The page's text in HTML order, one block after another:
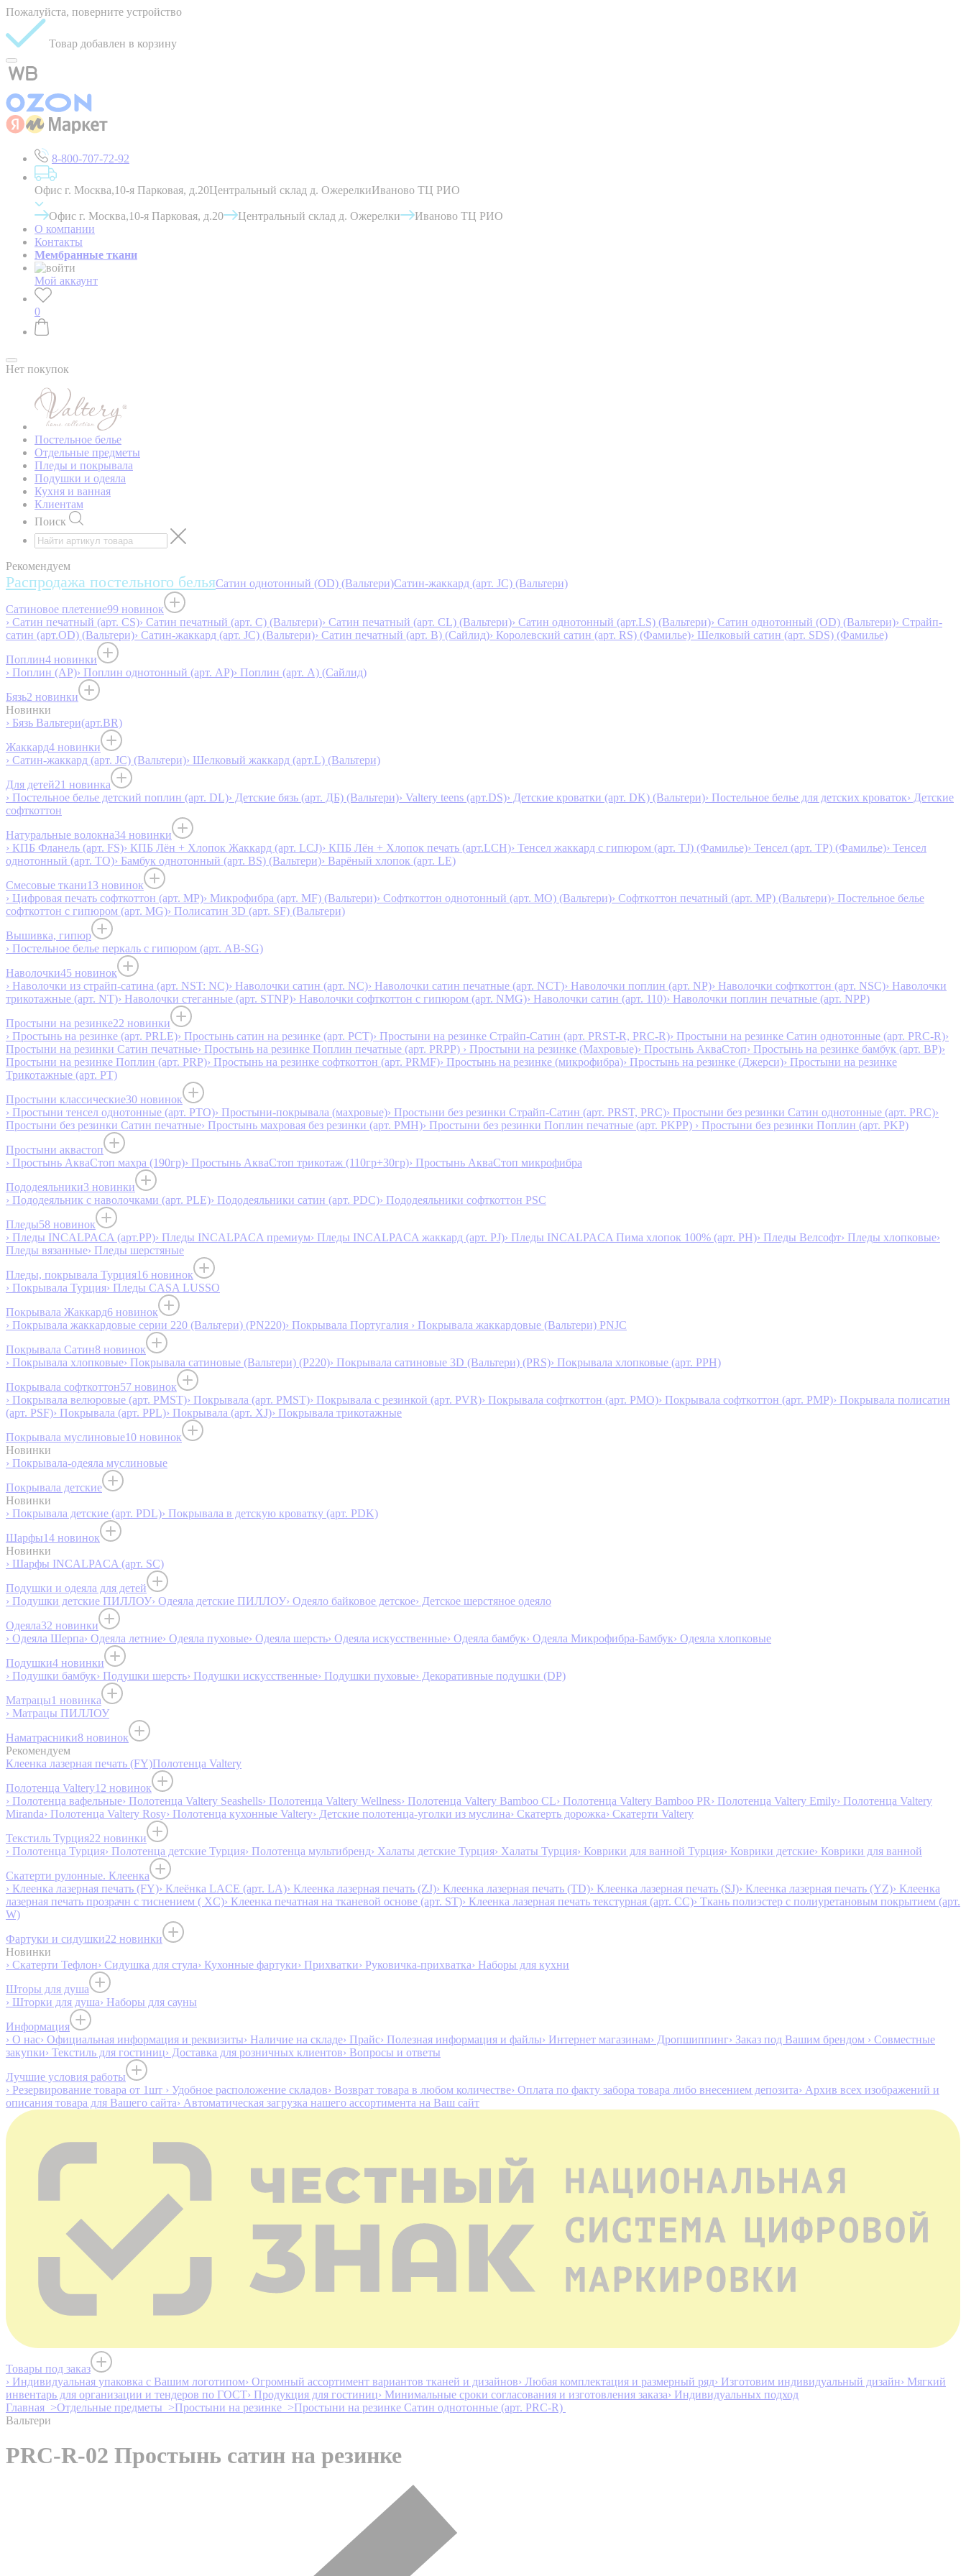
Пожалуйста, поверните устройство
Товар добавлен в корзину
8-800-707-72-92
Офис г. Москва,10-я Парковая, д.20Центральный склад д. ОжерелкиИваново ТЦ РИО
Офис г. Москва,10-я Парковая, д.20 Центральный склад д. Ожерелки
Иваново ТЦ РИО
О компании
Контакты
Мембранные ткани
Мой аккаунт
0
Нет покупок
Постельное белье
Отдельные предметы
Пледы и покрывала
Подушки и одеяла
Кухня и ванная
Клиентам
Поиск
Рекомендуем
Распродажа постельного бельяСатин однотонный (OD) (Вальтери)Сатин-жаккард (арт. JC) (Вальтери)
Сатиновое плетение99 новинок
› Сатин печатный (арт. СS)› Сатин печатный (арт. С) (Вальтери)› Сатин печатный (арт. СL) (Вальтери)› Сатин однотонный (арт.LS) (Вальтери)› Сатин однотонный (OD) (Вальтери)› Страйп-
сатин (арт.OD) (Вальтери)› Сатин-жаккард (арт. JC) (Вальтери)› Сатин печатный (арт. В) (Сайлид)› Королевский сатин (арт. RS) (Фамилье)› Шелковый сатин (арт. SDS) (Фамилье)
Поплин4 новинки
› Поплин (AP)› Поплин однотонный (арт. AP)› Поплин (арт. А) (Сайлид)
Бязь2 новинки
Новинки
› Бязь Вальтери(арт.BR)
Жаккард4 новинки
› Сатин-жаккард (арт. JC) (Вальтери)› Шелковый жаккард (арт.L) (Вальтери)
Для детей21 новинка
› Постельное белье детский поплин (арт. DL)› Детские бязь (арт. ДБ) (Вальтери)› Valtery teens (арт.DS)› Детские кроватки (арт. DK) (Вальтери)› Постельное белье для детских кроваток› Детские
софткоттон
Натуральные волокна34 новинки
› КПБ Фланель (арт. FS)› КПБ Лён + Хлопок Жаккард (арт. LCJ)› КПБ Лён + Хлопок печать (арт.LCH)› Тенсел жаккард с гипюром (арт. TJ) (Фамилье)› Тенсел (арт. ТР) (Фамилье)› Тенсел
однотонный (арт. TO)› Бамбук однотонный (арт. BS) (Вальтери)› Варёный хлопок (арт. LE)
Смесовые ткани13 новинок
› Цифровая печать софткоттон (арт. MP)› Микрофибра (арт. MF) (Вальтери)› Софткоттон однотонный (арт. MO) (Вальтери)› Софткоттон печатный (арт. MР) (Вальтери)› Постельное белье
софткоттон с гипюром (арт. MG)› Полисатин 3D (арт. SF) (Вальтери)
Вышивка, гипюр
› Постельное белье перкаль с гипюром (арт. AB-SG)
Наволочки45 новинок
› Наволочки из страйп-сатина (арт. NST: NC)› Наволочки сатин (арт. NC)› Наволочки сатин печатные (арт. NCT)› Наволочки поплин (арт. NP)› Наволочки софткоттон (арт. NSC)› Наволочки
трикотажные (арт. NT)› Наволочки стеганные (арт. STNP)› Наволочки софткоттон с гипюром (арт. NMG)› Наволочки сатин (арт. 110)› Наволочки поплин печатные (арт. NPP)
Простыни на резинке22 новинки
› Простынь на резинке (арт. PRLE)› Простынь сатин на резинке (арт. PCT)› Простыни на резинке Страйп-Сатин (арт. PRST-R, PRC-R)› Простыни на резинке Сатин однотонные (арт. PRC-R)›
Простыни на резинки Сатин печатные› Простынь на резинке Поплин печатные (арт. PRPP) › Простыни на резинке (Махровые)› Простынь АкваСтоп› Простынь на резинке бамбук (арт. BP)›
Простыни на резинке Поплин (арт. PRP)› Простынь на резинке софткоттон (арт. PRMF)› Простынь на резинке (микрофибра)› Простынь на резинке (Джерси)› Простыни на резинке
Трикотажные (арт. РТ)
Простыни классические30 новинок
› Простыни тенсел однотонные (арт. PTO)› Простыни-покрывала (махровые)› Простыни без резинки Страйп-Сатин (арт. PRST, PRC)› Простыни без резинки Сатин однотонные (арт. PRC)›
Простыни без резинки Сатин печатные› Простынь махровая без резинки (арт. PMH)› Простыни без резинки Поплин печатные (арт. PKPP) › Простыни без резинки Поплин (арт. PKP)
Простыни аквастоп
› Простынь АкваСтоп махра (190гр)› Простынь АкваСтоп трикотаж (110гр+30гр)› Простынь АкваСтоп микрофибра
Пододеяльники3 новинки
› Пододеяльник с наволочками (арт. PLE)› Пододеяльники сатин (арт. PDC)› Пододеяльники софткоттон PSC
Пледы58 новинок
› Пледы INCALPACA (арт.PP)› Пледы INCALPACA премиум› Пледы INCALPACA жаккард (арт. PJ)› Пледы INCALPACA Пима хлопок 100% (арт. PH)› Пледы Велсофт› Пледы хлопковые›
Пледы вязанные› Пледы шерстяные
Пледы, покрывала Турция16 новинок
› Покрывала Турция› Пледы CASA LUSSO
Покрывала Жаккард6 новинок
› Покрывала жаккардовые серии 220 (Вальтери) (PN220)› Покрывала Португалия › Покрывала жаккардовые (Вальтери) PNJC
Покрывала Сатин8 новинок
› Покрывала хлопковые› Покрывала сатиновые (Вальтери) (P220)› Покрывала сатиновые 3D (Вальтери) (PRS)› Покрывала хлопковые (арт. PPH)
Покрывала софткоттон57 новинок
› Покрывала велюровые (арт. PMST)› Покрывала (арт. PMST)› Покрывала с резинкой (арт. PVR)› Покрывала софткоттон (арт. PMO)› Покрывала софткоттон (арт. PMP)› Покрывала полисатин
(арт. PSF)› Покрывала (арт. PPL)› Покрывала (арт. XJ)› Покрывала трикотажные
Покрывала муслиновые10 новинок
Новинки
› Покрывала-одеяла муслиновые
Покрывала детские
Новинки
› Покрывала детские (арт. PDL)› Покрывала в детскую кроватку (арт. PDK)
Шарфы14 новинок
Новинки
› Шарфы INCALPACA (арт. SC)
Подушки и одеяла для детей
› Подушки детские ПИЛЛОУ› Одеяла детские ПИЛЛОУ› Одеяло байковое детское› Детское шерстяное одеяло
Одеяла32 новинки
› Одеяла Шерпа› Одеяла летние› Одеяла пуховые› Одеяла шерсть› Одеяла искусственные› Одеяла бамбук› Одеяла Микрофибра-Бамбук› Одеяла хлопковые
Подушки4 новинки
› Подушки бамбук› Подушки шерсть› Подушки искусственные› Подушки пуховые› Декоративные подушки (DP)
Матрацы1 новинка
› Матрацы ПИЛЛОУ
Наматрасники8 новинок
Рекомендуем
Клеенка лазерная печать (FY)Полотенца Valtery
Полотенца Valtery12 новинок
› Полотенца вафельные› Полотенца Valtery Seashells› Полотенца Valtery Wellness› Полотенца Valtery Bamboo CL› Полотенца Valtery Bamboo PR› Полотенца Valtery Emily› Полотенца Valtery
Miranda› Полотенца Valtery Rosy› Полотенца кухонные Valtery› Детские полотенца-уголки из муслина› Скатерть дорожка› Скатерти Valtery
Текстиль Турция22 новинки
› Полотенца Турция› Полотенца детские Турция› Полотенца мультибренд› Халаты детские Турция› Халаты Турция› Коврики для ванной Турция› Коврики детские› Коврики для ванной
Скатерти рулонные. Клеенка
› Клеенка лазерная печать (FY)› Клеёнка LACE (арт. LA)› Клеенка лазерная печать (ZJ)› Клеенка лазерная печать (TD)› Клеенка лазерная печать (SJ)› Клеенка лазерная печать (YZ)› Клеенка
лазерная печать прозрачн с тиснением ( XC)› Клеенка печатная на тканевой основе (арт. ST)› Клеенка лазерная печать текстурная (арт. CC)› Ткань полиэстер с полиуретановым покрытием (арт.
W)
Фартуки и сидушки22 новинки
Новинки
› Скатерти Тефлон› Сидушка для стула› Кухонные фартуки› Прихватки› Руковичка-прихватка› Наборы для кухни
Шторы для душа
› Шторки для душа› Наборы для сауны
Информация
› О нас› Официальная информация и реквизиты› Наличие на складе› Прайс› Полезная информация и файлы› Интернет магазинам› Дропшиппинг› Заказ под Вашим брендом › Совместные
закупки› Текстиль для гостиниц› Доставка для розничных клиентов› Вопросы и ответы
Лучшие условия работы
› Резервирование товара от 1шт › Удобное расположение складов› Возврат товара в любом количестве› Оплата по факту забора товара либо внесением депозита› Архив всех изображений и
описания товара для Вашего сайта› Автоматическая загрузка нашего ассортимента на Ваш сайт
Товары под заказ
› Индивидуальная упаковка с Вашим логотипом› Огромный ассортимент вариантов тканей и дизайнов› Любая комплектация и размерный ряд› Изготовим индивидуальный дизайн› Мягкий
инвентарь для организации и тендеров по ГОСТ› Продукция для гостиниц› Минимальные сроки согласования и изготовления заказа› Индивидуальных подход
Главная >Отдельные предметы >Простыни на резинке >Простыни на резинке Сатин однотонные (арт. PRC-R)
Вальтери
PRC-R-02 Простынь сатин на резинке